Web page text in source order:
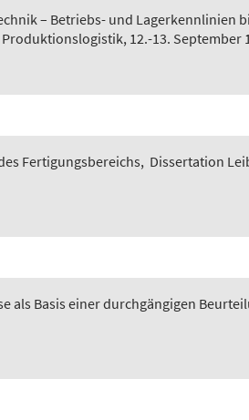
– Betriebs- und Lagerkennlinien
12.-13. September
Fertigungsbereichs, Dissertation
als Basis einer durchgängigen